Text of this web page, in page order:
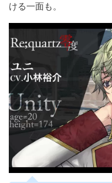
ける一面も。